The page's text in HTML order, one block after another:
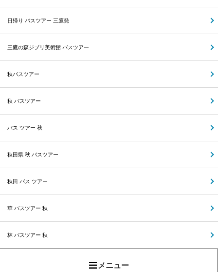
日帰り バスツアー 三鷹発
三鷹の森ジブリ美術館 バスツアー
秋バスツアー
秋 バスツアー
バス ツアー 秋
秋田県 秋 バスツアー
秋田 バス ツアー
華 バスツアー 秋
林 バスツアー 秋
メニュー